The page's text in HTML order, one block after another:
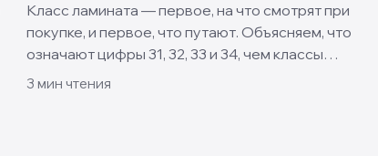
Класс ламината — первое, на что смотрят при
покупке, и первое, что путают. Объясняем, что
означают цифры 31, 32, 33 и 34, чем классы
отличаются и какой выбрать для квартиры, кухни и
3 мин чтения